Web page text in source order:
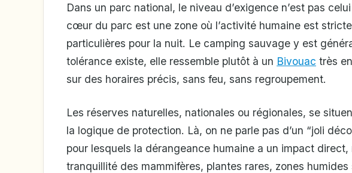
Dans un parc national, le niveau d’exigence n’est pas
cœur du parc est une zone où l’activité humaine est
particulières pour la nuit. Le camping sauvage y est
tolérance existe, elle ressemble plutôt à un Bivouac très
sur des horaires précis, sans feu, sans regroupement.
Les réserves naturelles, nationales ou régionales, se
la logique de protection. Là, on ne parle pas d’un “joli
pour lesquels la dérangeance humaine a un impact
tranquillité des mammifères, plantes rares, zones